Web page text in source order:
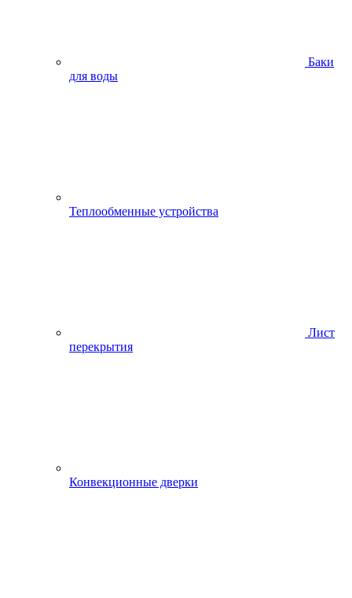
Баки
для воды
Теплообменные устройства
Лист
перекрытия
Конвекционные дверки